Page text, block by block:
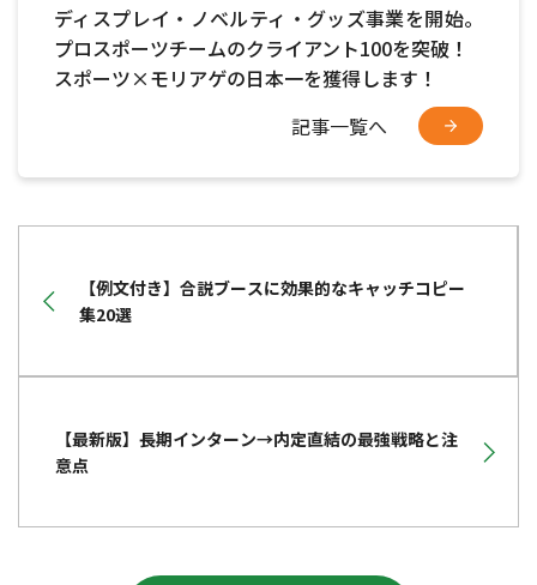
ディスプレイ・ノベルティ・グッズ事業を開始。
プロスポーツチームのクライアント100を突破！
スポーツ×モリアゲの日本一を獲得します！
記事一覧へ
【例文付き】合説ブースに効果的なキャッチコピー
集20選
【最新版】長期インターン→内定直結の最強戦略と注
意点